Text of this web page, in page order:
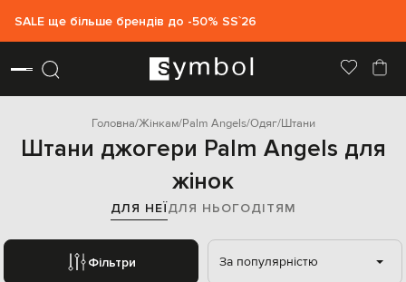
SALE ще більше брендів до -50% SS`26
Головна Жінкам Palm Angels Одяг Штани
Штани джогери Palm Angels для
жінок
ДЛЯ НЕЇДЛЯ НЬОГОДІТЯМ
Фільтри За популярністю